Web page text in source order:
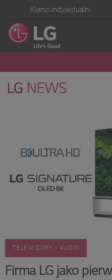
Klienci indywidualni
TELEWIZORY I AUDIO
Firma LG jako